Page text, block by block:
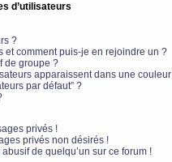
d’utilisateurs
?
et comment puis-je en rejoindre un ?
de groupe ?
apparaissent dans une
par défaut” ?
privés !
privés non désirés !
de quelqu’un sur ce forum !